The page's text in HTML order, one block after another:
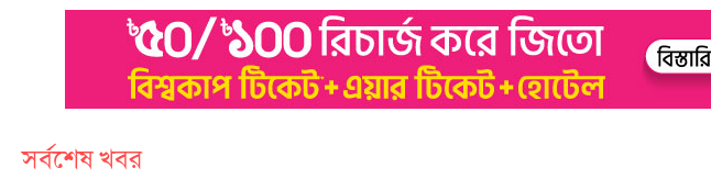
সর্বশেষ খবর